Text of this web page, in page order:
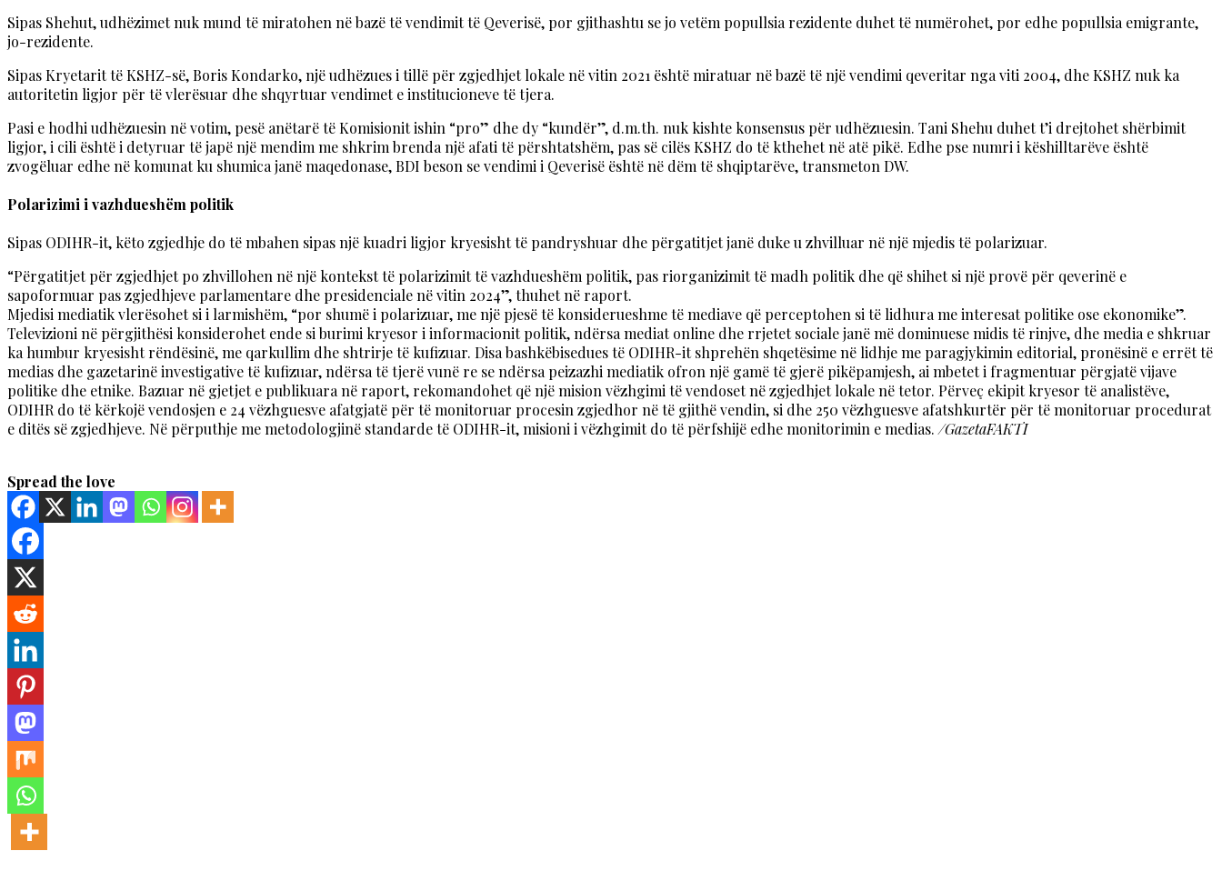
Sipas Shehut, udhëzimet nuk mund të miratohen në bazë të vendimit të Qeverisë, por gjithashtu se jo vetëm popullsia rezidente duhet të numërohet, por edhe popullsia emigrante,
jo-rezidente.
Sipas Kryetarit të KSHZ-së, Boris Kondarko, një udhëzues i tillë për zgjedhjet lokale në vitin 2021 është miratuar në bazë të një vendimi qeveritar nga viti 2004, dhe KSHZ nuk ka
autoritetin ligjor për të vlerësuar dhe shqyrtuar vendimet e institucioneve të tjera.
Pasi e hodhi udhëzuesin në votim, pesë anëtarë të Komisionit ishin “pro” dhe dy “kundër”, d.m.th. nuk kishte konsensus për udhëzuesin. Tani Shehu duhet t’i drejtohet shërbimit
ligjor, i cili është i detyruar të japë një mendim me shkrim brenda një afati të përshtatshëm, pas së cilës KSHZ do të kthehet në atë pikë. Edhe pse numri i këshilltarëve është
zvogëluar edhe në komunat ku shumica janë maqedonase, BDI beson se vendimi i Qeverisë është në dëm të shqiptarëve, transmeton DW.
Polarizimi i vazhdueshëm politik
Sipas ODIHR-it, këto zgjedhje do të mbahen sipas një kuadri ligjor kryesisht të pandryshuar dhe përgatitjet janë duke u zhvilluar në një mjedis të polarizuar.
“Përgatitjet për zgjedhjet po zhvillohen në një kontekst të polarizimit të vazhdueshëm politik, pas riorganizimit të madh politik dhe që shihet si një provë për qeverinë e
sapoformuar pas zgjedhjeve parlamentare dhe presidenciale në vitin 2024”, thuhet në raport.
Mjedisi mediatik vlerësohet si i larmishëm, “por shumë i polarizuar, me një pjesë të konsiderueshme të mediave që perceptohen si të lidhura me interesat politike ose ekonomike”.
Televizioni në përgjithësi konsiderohet ende si burimi kryesor i informacionit politik, ndërsa mediat online dhe rrjetet sociale janë më dominuese midis të rinjve, dhe media e shkruar
ka humbur kryesisht rëndësinë, me qarkullim dhe shtrirje të kufizuar. Disa bashkëbisedues të ODIHR-it shprehën shqetësime në lidhje me paragjykimin editorial, pronësinë e errët të
medias dhe gazetarinë investigative të kufizuar, ndërsa të tjerë vunë re se ndërsa peizazhi mediatik ofron një gamë të gjerë pikëpamjesh, ai mbetet i fragmentuar përgjatë vijave
politike dhe etnike. Bazuar në gjetjet e publikuara në raport, rekomandohet që një mision vëzhgimi të vendoset në zgjedhjet lokale në tetor. Përveç ekipit kryesor të analistëve,
ODIHR do të kërkojë vendosjen e 24 vëzhguesve afatgjatë për të monitoruar procesin zgjedhor në të gjithë vendin, si dhe 250 vëzhguesve afatshkurtër për të monitoruar procedurat
e ditës së zgjedhjeve. Në përputhje me metodologjinë standarde të ODIHR-it, misioni i vëzhgimit do të përfshijë edhe monitorimin e medias./GazetaFAKTI
Spread the love